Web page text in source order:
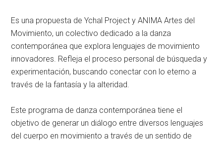
Es una propuesta de Ychal Project y ANIMA Artes del
Movimiento, un colectivo dedicado a la danza
contemporánea que explora lenguajes de movimiento
innovadores. Refleja el proceso personal de búsqueda y
experimentación, buscando conectar con lo eterno a
través de la fantasía y la alteridad.
Este programa de danza contemporánea tiene el
objetivo de generar un diálogo entre diversos lenguajes
del cuerpo en movimiento a través de un sentido de